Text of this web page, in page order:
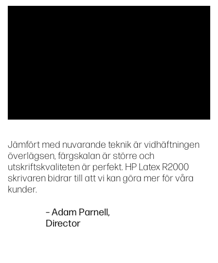
Jämfört med nuvarande teknik är vidhäftningen
överlägsen, färgskalan är större och
utskriftskvaliteten är perfekt. HP Latex R2000
skrivaren bidrar till att vi kan göra mer för våra
kunder.
– Adam Parnell,
Director